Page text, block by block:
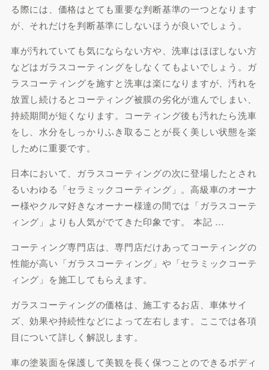
る際には、価格はとても重要な判断基準の一つとなります
が、それだけを判断基準にしないほうが良いでしょう。
車が汚れていても気にならない方や、洗車はほぼしない方
などはガラスコーティングをしなくてもよいでしょう。ガ
ラスコーティングを施すと洗車は楽になりますが、汚れを
放置し続けるとコーティング被膜の劣化が進んでしまい、
持続期間が短くなります。コーティング後も汚れたら洗車
をし、水分をしっかりふき取ることが長く美しい状態を楽
しために重要です。
日本において、ガラスコーティングの次に登場したとされ
るいわゆる「セラミックコーティング」。高級車のオーナ
ー様やクルマ好きなオーナー様達の間では「ガラスコーテ
ィング」よりも人気がでてきた印象です。 本記 …
コーティング専門店は、専門店だけあってコーティングの
性能が高い「ガラスコーティング」や「セラミックコーテ
ィング」を施工してもらえます。
ガラスコーティングの価格は、施工するお店、車体サイ
ズ、効果や持続性などによって左右します。ここでは各項
目について詳しく解説します。
車の塗装面を保護して美観を長く保つことのできるボディ